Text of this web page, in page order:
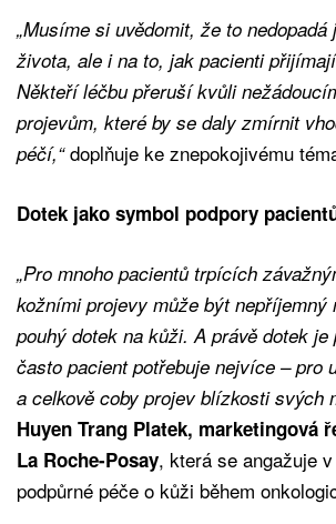
„Musíme si uvědomit, že to nedopadá
života, ale i na to, jak pacienti
Někteří léčbu přeruší kvůli
projevům, které by se daly zmírnit
péčí,“doplňuje ke znepokojivému
Dotek jako symbol podpory
„Pro mnoho pacientů trpících
kožními projevy může být nepříjemný
pouhý dotek na kůži. A právě dotek je
často pacient potřebuje nejvíce – pro
a celkově coby projev blízkosti svých
Huyen Trang Platek, marketingová
La Roche-Posay, která se angažuje
podpůrné péče o kůži během